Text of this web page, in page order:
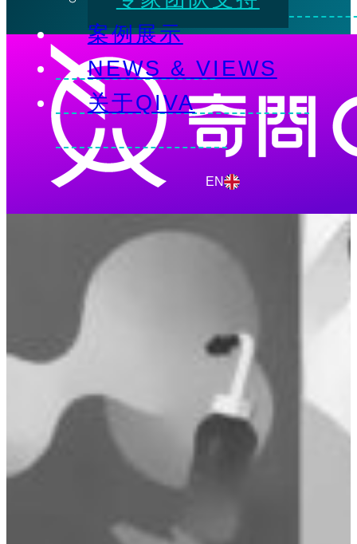
跳转到主要内容
EN
案例展示
NEWS & VIEWS
关于QIVA